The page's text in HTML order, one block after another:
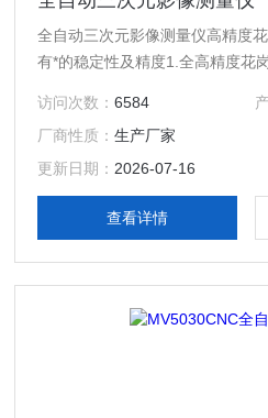
全自动三次元影像测量仪高精度
有*的稳定性及精度1.全高精度花
度高、无背隙3.高集成全闭环控
高解析度、高分辨率工业专用彩
测量画面。
访问次数：6584
厂商性质：生产厂家
更新日期： 2026-07-16
查看详情